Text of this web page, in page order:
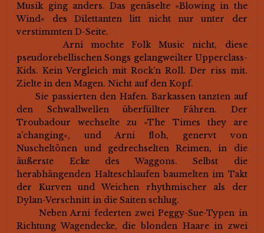
Musik ging anders. Das genäselte »Blowing in the
Wind« des Dilettanten litt nicht nur unter der
verstimmten D-Seite.
Arni mochte Folk Music nicht, diese
pseudorebellischen Songs gelangweilter Upperclass-
Kids. Kein Vergleich mit Rock’n Roll. Der riss mit.
Zielte in den Magen. Nicht auf den Kopf.
Sie passierten den Hafen. Barkassen tanzten auf
den Schwallwellen überfüllter Fähren. Der
Troubadour wechselte zu »The Times they are
a’changing«, und Arni floh, genervt von
Nuscheltönen und gedrechselten Reimen, in die
äußerste Ecke des Waggons. Selbst die
herabhängenden Halteschlaufen baumelten im Takt
der Kurven und Weichen rhythmischer als der
Dylan-Verschnitt in die Saiten schlug.
Neben Arni federten zwei Peggy-Sue-Typen in
Richtung Wagendecke, die blonden Haare in zwei